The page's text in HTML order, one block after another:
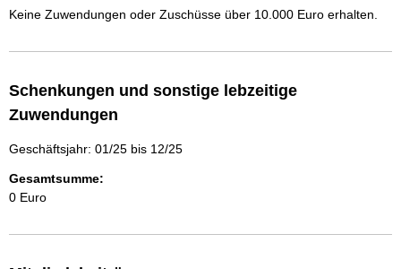
Keine Zuwendungen oder Zuschüsse über 10.000 Euro erhalten.
Schenkungen und sonstige lebzeitige
Zuwendungen
Geschäftsjahr: 01/25 bis 12/25
Gesamtsumme:
0 Euro